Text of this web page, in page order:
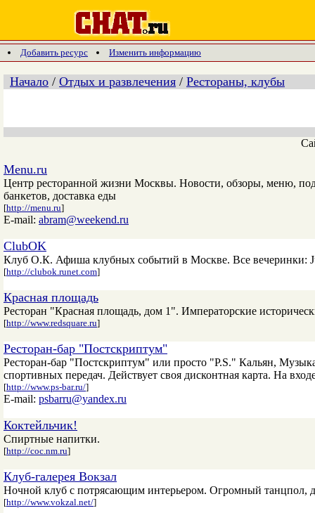
Добавить ресурс Изменить информацию
Начало / Отдых и развлечения / Рестораны, клубы
Menu.ru
Центр ресторанной жизни Москвы. Новости, обзоры, меню,
банкетов, доставка еды
[http://menu.ru]
E-mail: abram@weekend.ru
ClubOK
Клуб О.К. Афиша клубных событий в Москве. Все вечеринки:
[http://clubok.runet.com]
Красная площадь
Ресторан "Красная площадь, дом 1". Императорские
[http://www.redsquare.ru]
Ресторан-бар "Постскриптум"
Ресторан-бар "Постскриптум" или просто "P.S." Кальян,
спортивных передач. Действует своя дисконтная карта. На
[http://www.ps-bar.ru/]
E-mail: psbarru@yandex.ru
Коктейльчик!
Спиртные напитки.
[http://coc.nm.ru]
Клуб-галерея Вокзал
Ночной клуб с потрясающим интерьером. Огромный танцпол,
[http://www.vokzal.net/]